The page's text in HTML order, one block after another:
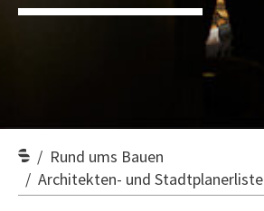
Rund ums Bauen
Architekten- und Stadtplanerliste